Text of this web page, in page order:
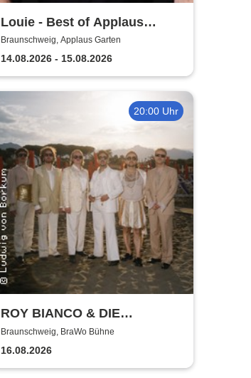
Louie - Best of Applaus
Garten
Braunschweig, Applaus Garten
14.08.2026 - 15.08.2026
20:00 Uhr
ROY BIANCO & DIE
ABBRUNZATI BOYS - LIVE
2026
Braunschweig, BraWo Bühne
16.08.2026